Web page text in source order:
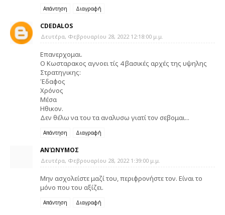
Απάντηση Διαγραφή
CDEDALOS
Δευτέρα, Φεβρουαρίου 28, 2022 12:18:00 μ.μ.
Επανερχομαι.
Ο Κωσταρακος αγνοει τίς 4 βασικές αρχές της υψηλης
Στρατηγικης:
Έδαφος
Χρόνος
Μέσα
Ηθικον.
Δεν θέλω να του τα αναλυσω γιατί τον σεβομαι...
Απάντηση Διαγραφή
ΑΝΏΝΥΜΟΣ
Δευτέρα, Φεβρουαρίου 28, 2022 1:39:00 μ.μ.
Μην ασχολείστε μαζί του, περιφρονήστε τον. Είναι το
μόνο που του αξίζει.
Απάντηση Διαγραφή